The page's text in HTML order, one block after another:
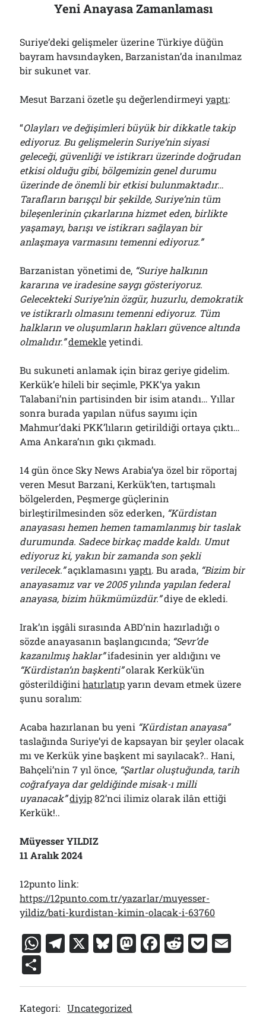
Yeni Anayasa Zamanlaması
Suriye’deki gelişmeler üzerine Türkiye düğün
bayram havsındayken, Barzanistan’da inanılmaz
bir sukunet var.
Mesut Barzani özetle şu değerlendirmeyiyaptı:
“Olayları ve değişimleri büyük bir dikkatle takip
ediyoruz. Bu gelişmelerin Suriye’nin siyasi
geleceği, güvenliği ve istikrarı üzerinde doğrudan
etkisi olduğu gibi, bölgemizin genel durumu
üzerinde de önemli bir etkisi bulunmaktadır…
Tarafların barışçıl bir şekilde, Suriye’nin tüm
bileşenlerinin çıkarlarına hizmet eden, birlikte
yaşamayı, barışı ve istikrarı sağlayan bir
anlaşmaya varmasını temenni ediyoruz.”
Barzanistan yönetimi de, “Suriye halkının
kararına ve iradesine saygı gösteriyoruz.
Gelecekteki Suriye’nin özgür, huzurlu, demokratik
ve istikrarlı olmasını temenni ediyoruz. Tüm
halkların ve oluşumların hakları güvence altında
olmalıdır.”demekleyetindi.
Bu sukuneti anlamak için biraz geriye gidelim.
Kerkük’e hileli bir seçimle, PKK’ya yakın
Talabani’nin partisinden bir isim atandı… Yıllar
sonra burada yapılan nüfus sayımı için
Mahmur’daki PKK’lıların getirildiği ortaya çıktı…
Ama Ankara’nın gıkı çıkmadı.
14 gün önce Sky News Arabia’ya özel bir röportaj
veren Mesut Barzani, Kerkük’ten, tartışmalı
bölgelerden, Peşmerge güçlerinin
birleştirilmesinden söz ederken, “Kürdistan
anayasası hemen hemen tamamlanmış bir taslak
durumunda. Sadece birkaç madde kaldı. Umut
ediyoruz ki, yakın bir zamanda son şekli
verilecek.”açıklamasınıyaptı. Bu arada, “Bizim bir
anayasamız var ve 2005 yılında yapılan federal
anayasa, bizim hükmümüzdür.”diye de ekledi.
Irak’ın işgâli sırasında ABD’nin hazırladığı o
sözde anayasanın başlangıcında; “Sevr’de
kazanılmış haklar”ifadesinin yer aldığını ve
“Kürdistan’ın başkenti”olarak Kerkük’ün
gösterildiğinihatırlatıpyarın devam etmek üzere
şunu soralım:
Acaba hazırlanan bu yeni “Kürdistan anayasa”
taslağında Suriye’yi de kapsayan bir şeyler olacak
mı ve Kerkük yine başkent mi sayılacak?.. Hani,
Bahçeli’nin 7 yıl önce, “Şartlar oluştuğunda, tarih
coğrafyaya dar geldiğinde misak-ı milli
uyanacak”diyip82’nci ilimiz olarak ilân ettiği
Kerkük!..
Müyesser YILDIZ
11 Aralık 2024
12punto link:
https://12punto.com.tr/yazarlar/muyesser-
yildiz/bati-kurdistan-kimin-olacak-i-63760
W
at
s
A
T
e
gr
a
X Bl
e
s
k
M
st
F
c
R
d
P
c ai
h
ar
e
Kategori: Uncategorized